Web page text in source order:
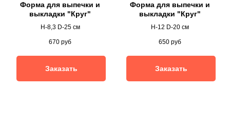
Форма для выпечки и
выкладки "Круг"
H-8,3 D-25 см
670 руб
Заказать
Форма для выпечки и
выкладки "Круг"
H-12 D-20 см
650 руб
Заказать